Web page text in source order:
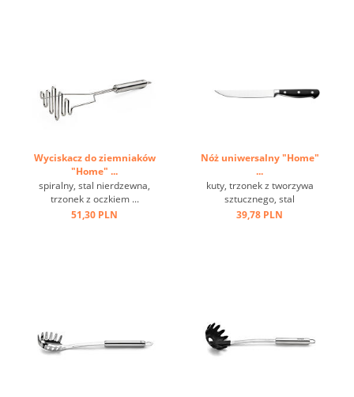
Wyciskacz do ziemniaków
"Home" ...
spiralny, stal nierdzewna,
trzonek z oczkiem ...
51,30 PLN
Nóż uniwersalny "Home"
...
kuty, trzonek z tworzywa
sztucznego, stal
milibdenowa ...
39,78 PLN